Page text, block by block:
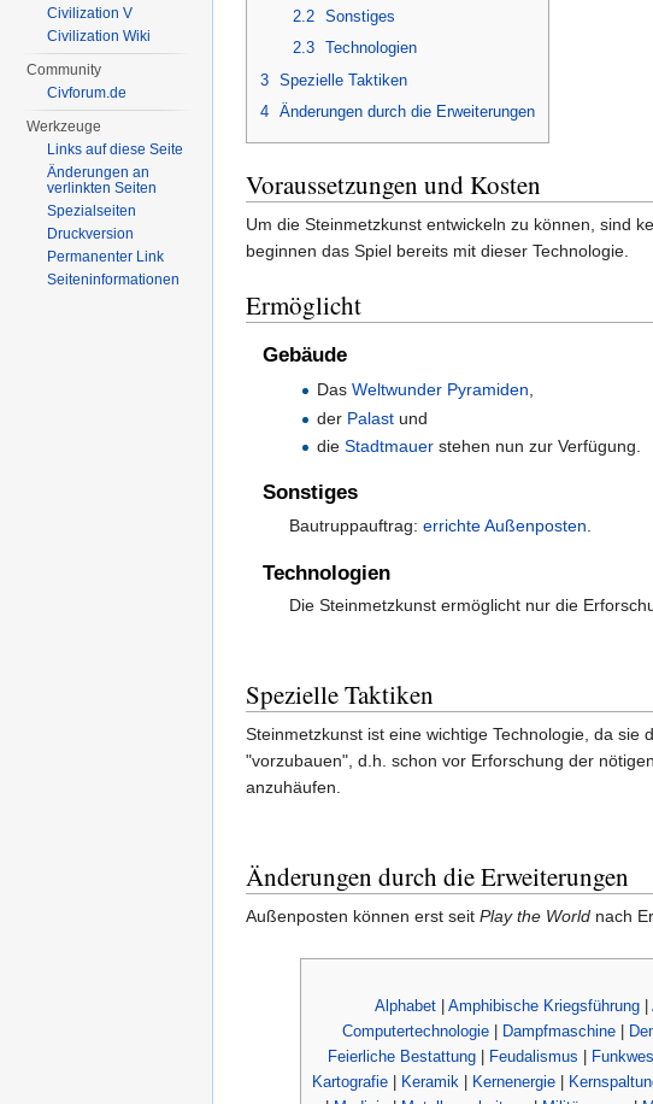
2.2
Sonstiges
2.3
Technologien
3 Spezielle Taktiken
4 Änderungen durch die Erweiterungen
Voraussetzungen und Kosten
Um die Steinmetzkunst entwickeln zu können, sind
beginnen das Spiel bereits mit dieser Technologie.
Ermöglicht
Gebäude
Das Weltwunder Pyramiden,
der Palastund
die Stadtmauerstehen nun zur Verfügung.
Sonstiges
Bautruppauftrag:errichte Außenposten.
Technologien
Die Steinmetzkunst ermöglicht nur die
Spezielle Taktiken
Steinmetzkunst ist eine wichtige Technologie, da
"vorzubauen", d.h. schon vor Erforschung der
anzuhäufen.
Änderungen durch die Erweiterungen
Außenposten können erst seit Play the World nach
Alphabet
Amphibische Kriegsführung
Computertechnologie
Dampfmaschine
Feierliche Bestattung| Feudalismus
Kartografie| Keramik Kernenergie|
Civilization V
Civilization Wiki
Community
Civforum.de
Werkzeuge
Links auf diese Seite
Änderungen an
verlinkten Seiten
Spezialseiten
Druckversion
Permanenter Link
Seiten­informationen